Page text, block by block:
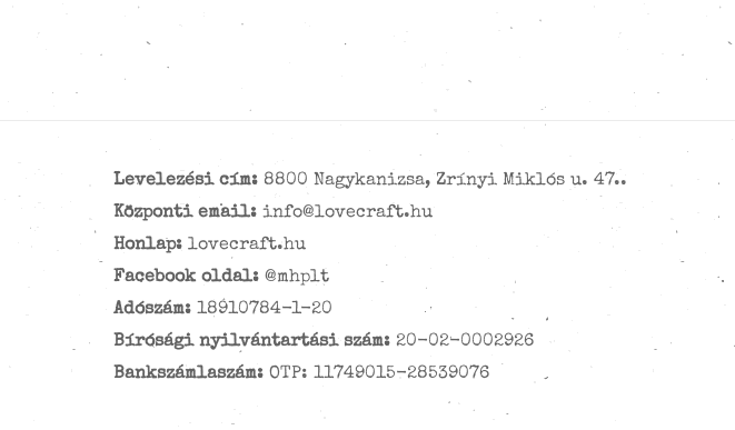
Levelezési cím: 8800 Nagykanizsa, Zrínyi Miklós u. 47..
Központi email: info@lovecraft.hu
Honlap: lovecraft.hu
Facebook oldal: @mhplt
Adószám: 18910784-1-20
Bírósági nyilvántartási szám: 20-02-0002926
Bankszámlaszám: OTP: 11749015-28539076